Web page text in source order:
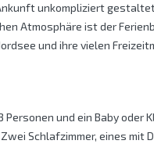
unkompliziert
Atmosphäre ist der
und ihre vielen
und ein Baby oder
Schlafzimmer, eines mit